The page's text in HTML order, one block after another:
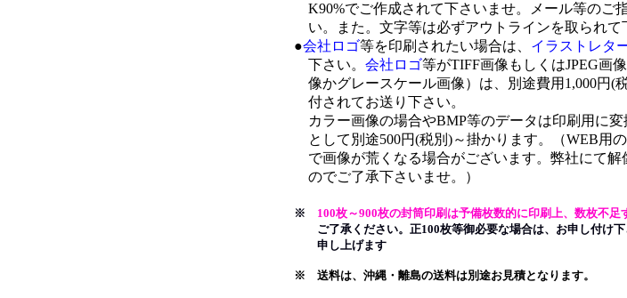
K90%でご作成されて下さいませ。メール等のご
い。また。文字等は必ずアウトラインを取られて
●会社ロゴ等を印刷されたい場合は、 イラストレタ
下さい。 会社ロゴ等がTIFF画像もしくはJPEG画
像かグレースケール画像）は、別途費用1,000円(
付されてお送り下さい。
カラー画像の場合やBMP等のデータは印刷用に
として別途500円(税別)～掛かります。（WEB用
で画像が荒くなる場合がございます。弊社にて解
のでご了承下さいませ。）
※ 100枚～900枚の封筒印刷は予備枚数的に印刷上、数枚不足
ご了承ください。正100枚等御必要な場合は、お申し付け下
申し上げます
※ 送料は、沖縄・離島の送料は別途お見積となります。